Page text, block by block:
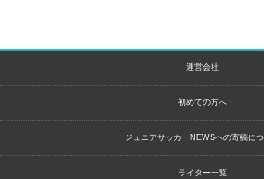
運営会社
初めての方へ
ジュニアサッカーNEWSへの寄稿に
ライター一覧